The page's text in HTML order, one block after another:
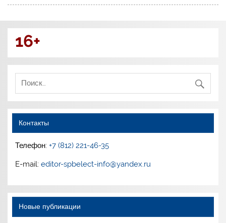
16+
Контакты
Телефон:+7 (812) 221-46-35
E-mail:editor-spbelect-info@yandex.ru
Новые публикации